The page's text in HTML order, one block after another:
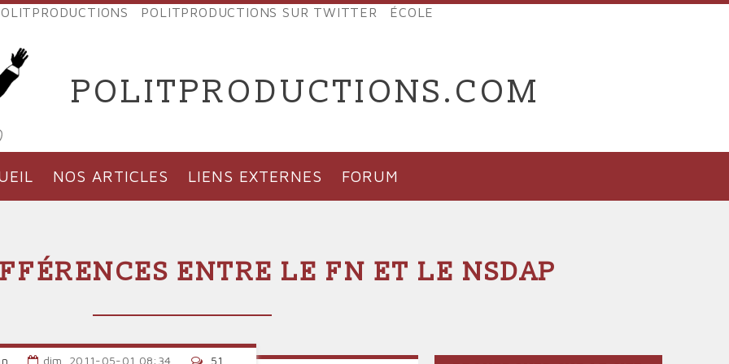
POLITPRODUCTIONS SUR TWITTER ÉCOLE
POLITPRODUCTIONS.COM
NOS ARTICLES LIENS EXTERNES FORUM
ENTRE LE FN ET LE NSDAP
dim, 2011-05-01 08:34 51